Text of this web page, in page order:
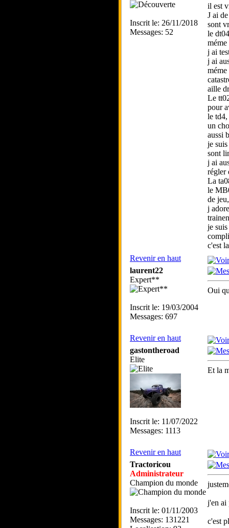
Inscrit le: 26/11/2018
Messages: 52
il est
J ai
sont
le
j ai
j ai
aille
Le
pour
le td4,
un
aussi
je
sont
j ai
régler
La
le
de
j
je
c'est
Revenir en haut
laurent22
Expert**
Inscrit le: 19/03/2004
Messages: 697
Oui
Revenir en haut
gastontheroad
Elite
Inscrit le: 11/07/2022
Messages: 1113
Et la
Revenir en haut
Tractoricou
Administrateur
Champion du monde
Inscrit le: 01/11/2003
Messages: 131221
j'en ai
c'est